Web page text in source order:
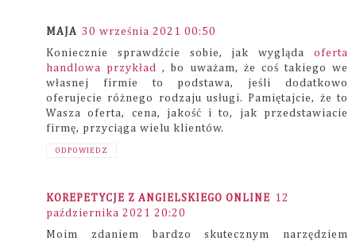
MAJA 30 września 2021 00:50
Koniecznie sprawdźcie sobie, jak wygląda oferta
handlowa przykład , bo uważam, że coś takiego we
własnej firmie to podstawa, jeśli dodatkowo
oferujecie różnego rodzaju usługi. Pamiętajcie, że to
Wasza oferta, cena, jakość i to, jak przedstawiacie
firmę, przyciąga wielu klientów.
ODPOWIEDZ
KOREPETYCJE Z ANGIELSKIEGO ONLINE 12
października 2021 20:20
Moim zdaniem bardzo skutecznym narzędziem